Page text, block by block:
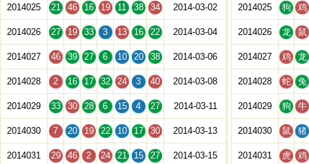
2014025 21 46 16 19 11 38 34 2014-03-02
2014026 27 19 33 3 13 16 22 2014-03-04
2014027 46 39 27 6 10 20 38 2014-03-06
2014028 2 16 17 32 24 3 40 2014-03-08
2014029 33 30 28 6 15 4 27 2014-03-11
2014030 7 20 19 22 10 17 30 2014-03-13
2014031 29 46 2 24 21 15 27 2014-03-15
2014025 狗 鸡
2014026 龙 鼠
2014027 鸡 龙
2014028 蛇 兔
2014029 狗 牛
2014030 鼠 猪
2014031 虎 鸡